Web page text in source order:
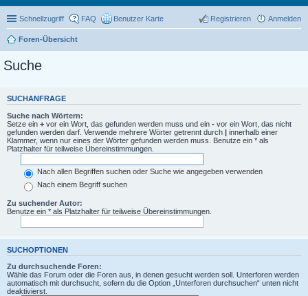
Schnellzugriff FAQ Benutzer Karte Anmelden
Registrieren
Foren-Übersicht
Suche
SUCHANFRAGE
Suche nach Wörtern:
Setze ein + vor ein Wort, das gefunden werden muss und ein - vor ein Wort, das nicht
gefunden werden darf. Verwende mehrere Wörter getrennt durch | innerhalb einer
Klammer, wenn nur eines der Wörter gefunden werden muss. Benutze ein * als
Platzhalter für teilweise Übereinstimmungen.
Nach allen Begriffen suchen oder Suche wie angegeben verwenden
Nach einem Begriff suchen
Zu suchender Autor:
Benutze ein * als Platzhalter für teilweise Übereinstimmungen.
SUCHOPTIONEN
Zu durchsuchende Foren:
Wähle das Forum oder die Foren aus, in denen gesucht werden soll. Unterforen werden
automatisch mit durchsucht, sofern du die Option „Unterforen durchsuchen“ unten nicht
deaktivierst.